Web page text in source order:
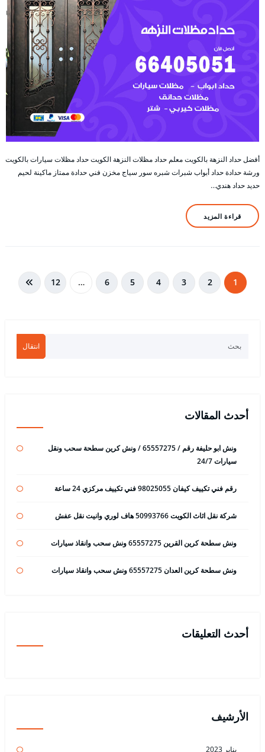
أفضل حداد النزهة بالكويت معلم حداد مظلات النزهة الكويت حداد مظلات سيارات بالكويت
ورشة حدادة حداد أبواب شبرات شبره سور سياج مخزن فني حدادة ممتاز ماكينة لحيم
حديد حداد هندي…
قراءة المزيد
تعدد 1
2
3
4
5
6
…
12
انتقال
أحدث المقالات
ونش ابو حليفة رقم / 65557275 / ونش كرين سطحة سحب ونقل
سيارات 24/7
رقم فني تكييف كيفان 98025055 فني تكييف مركزي 24 ساعة
شركة نقل اثاث الكويت 50993766 هاف لوري وانيت نقل عفش
ونش سطحة كرين القرين 65557275 ونش سحب وانقاذ سيارات
ونش سطحة كرين العدان 65557275 ونش سحب وانقاذ سيارات
أحدث التعليقات
الأرشيف
يناير 2023